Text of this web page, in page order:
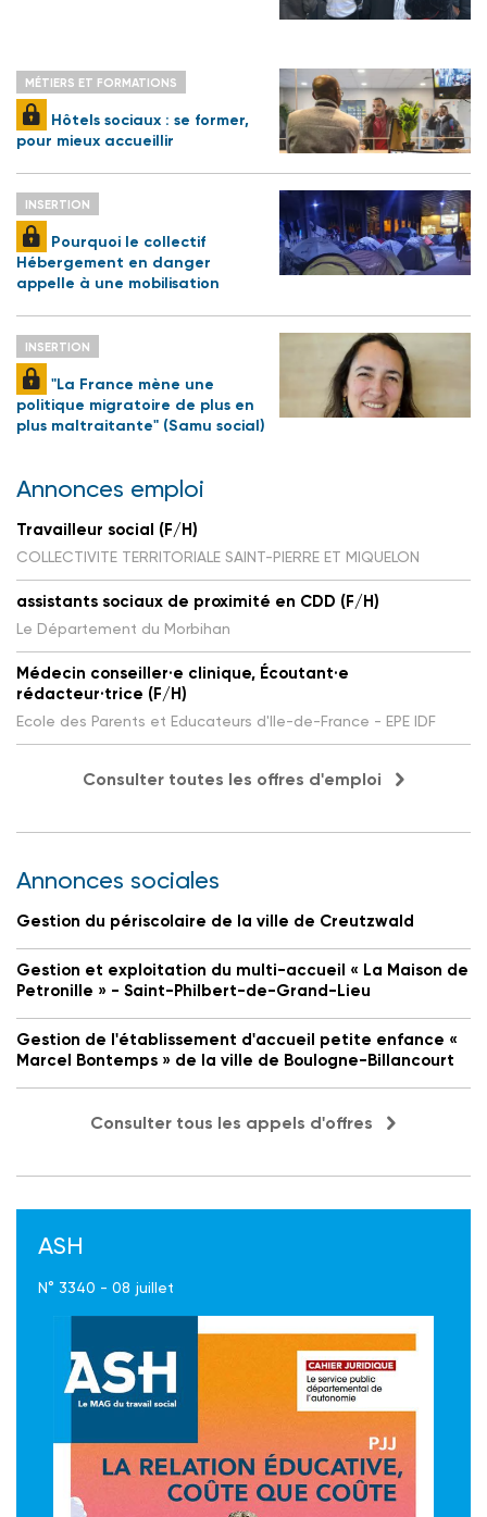
MÉTIERS ET FORMATIONS
Hôtels sociaux : se former,
pour mieux accueillir
INSERTION
Pourquoi le collectif
Hébergement en danger
appelle à une mobilisation
INSERTION
"La France mène une
politique migratoire de plus en
plus maltraitante" (Samu social)
Annonces emploi
Travailleur social (F/H)
COLLECTIVITE TERRITORIALE SAINT-PIERRE ET MIQUELON
assistants sociaux de proximité en CDD (F/H)
Le Département du Morbihan
Médecin conseiller·e clinique, Écoutant·e
rédacteur·trice (F/H)
Ecole des Parents et Educateurs d'Ile-de-France - EPE IDF
Consulter toutes les offres d'emploi
Annonces sociales
Gestion du périscolaire de la ville de Creutzwald
Gestion et exploitation du multi-accueil « La Maison de
Petronille » - Saint-Philbert-de-Grand-Lieu
Gestion de l'établissement d'accueil petite enfance «
Marcel Bontemps » de la ville de Boulogne-Billancourt
Consulter tous les appels d'offres
ASH
N° 3340 - 08 juillet